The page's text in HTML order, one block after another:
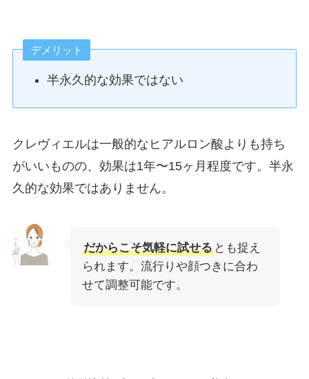
デメリット
半永久的な効果ではない
クレヴィエルは一般的なヒアルロン酸よりも持ち
がいいものの、効果は1年〜15ヶ月程度です。半永
久的な効果ではありません。
だからこそ気軽に試せるとも捉え
られます。流行りや顔つきに合わ
せて調整可能です。